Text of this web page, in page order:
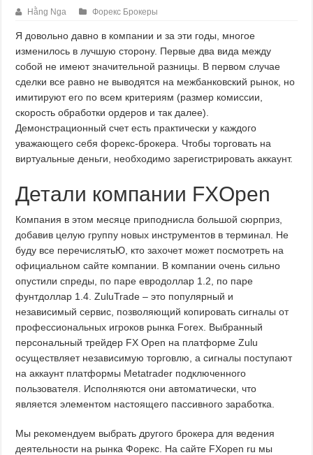
Hằng Nga Форекс Брокеры
Я довольно давно в компании и за эти годы, многое
изменилось в лучшую сторону. Первые два вида между
собой не имеют значительной разницы. В первом случае
сделки все равно не выводятся на межбанковский рынок, но
имитируют его по всем критериям (размер комиссии,
скорость обработки ордеров и так далее).
Демонстрационный счет есть практически у каждого
уважающего себя форекс-брокера. Чтобы торговать на
виртуальные деньги, необходимо зарегистрировать аккаунт.
Детали компании FXOpen
Компания в этом месяце приподнисла большой сюрприз,
добавив целую группу новых инструментов в терминал. Не
буду все перечислятьЮ, кто захочет может посмотреть на
официальном сайте компании. В компании очень сильно
опустили спреды, по паре евродоллар 1.2, по паре
фунтдоллар 1.4. ZuluTrade – это популярный и
независимый сервис, позволяющий копировать сигналы от
профессиональных игроков рынка Forex. Выбранный
персональный трейдер FX Open на платформе Zulu
осуществляет независимую торговлю, а сигналы поступают
на аккаунт платформы Metatrader подключенного
пользователя. Исполняются они автоматически, что
является элементом настоящего пассивного заработка.
Мы рекомендуем выбрать другого брокера для ведения
деятельности на рынка Форекс. На сайте FXopen ru мы